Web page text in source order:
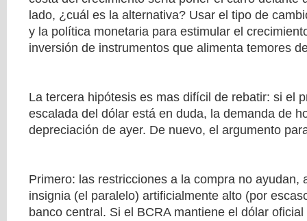
lado, ¿cuál es la alternativa? Usar el tipo de
y la política monetaria para estimular el
inversión de instrumentos que alimenta temores
La tercera hipótesis es mas difícil de rebatir: si el
escalada del dólar está en duda, la demanda de
depreciación de ayer. De nuevo, el argumento
Primero: las restricciones a la compra no ayudan,
insignia (el paralelo) artificialmente alto (por
banco central. Si el BCRA mantiene el dólar